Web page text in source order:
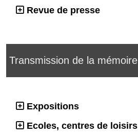
Revue de presse
Transmission de la mémoire
Expositions
Ecoles, centres de loisirs